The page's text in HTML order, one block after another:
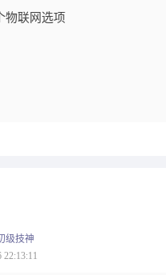
物联网选项
级技神